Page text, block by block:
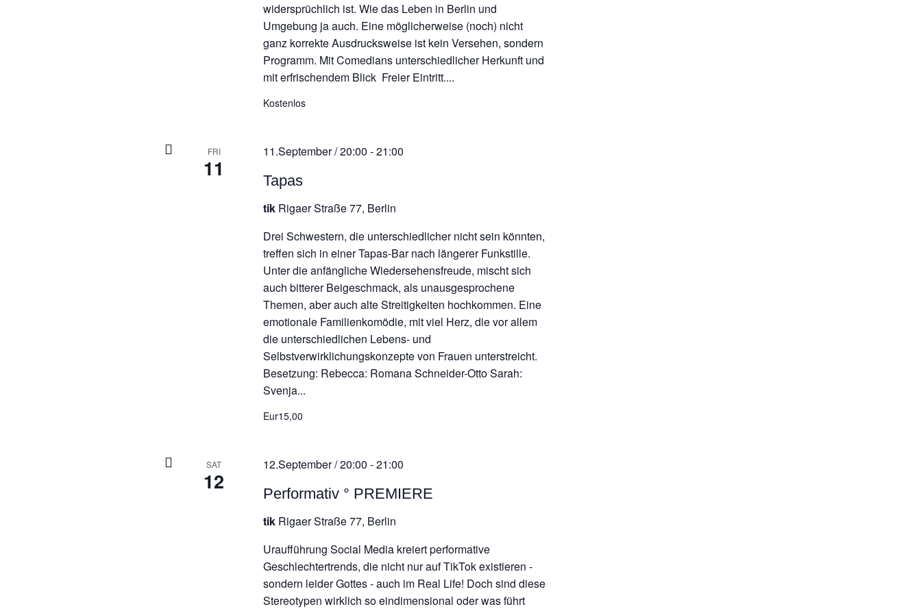
widersprüchlich ist. Wie das Leben in Berlin und
Umgebung ja auch. Eine möglicherweise (noch) nicht
ganz korrekte Ausdrucksweise ist kein Versehen, sondern
Programm. Mit Comedians unterschiedlicher Herkunft und
mit erfrischendem Blick Freier Eintritt....
Kostenlos
FRI
11 Tapas
11.September / 20:00 -21:00
tik Rigaer Straße 77, Berlin
Drei Schwestern, die unterschiedlicher nicht sein könnten,
treffen sich in einer Tapas-Bar nach längerer Funkstille.
Unter die anfängliche Wiedersehensfreude, mischt sich
auch bitterer Beigeschmack, als unausgesprochene
Themen, aber auch alte Streitigkeiten hochkommen. Eine
emotionale Familienkomödie, mit viel Herz, die vor allem
die unterschiedlichen Lebens- und
Selbstverwirklichungskonzepte von Frauen unterstreicht.
Besetzung: Rebecca: Romana Schneider-Otto Sarah:
Svenja...
Eur15,00
SAT
12 Performativ ° PREMIERE
12.September / 20:00 -21:00
tik Rigaer Straße 77, Berlin
Uraufführung Social Media kreiert performative
Geschlechtertrends, die nicht nur auf TikTok existieren -
sondern leider Gottes - auch im Real Life! Doch sind diese
Stereotypen wirklich so eindimensional oder was führt